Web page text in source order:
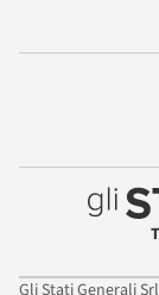
Gli Stati Generali